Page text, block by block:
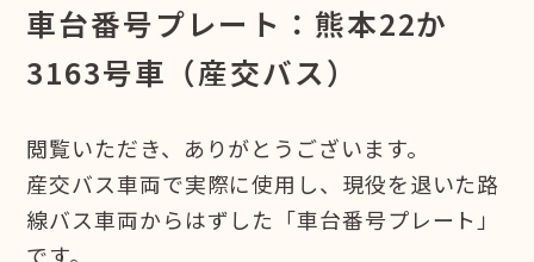
車台番号プレート：熊本22か
3163号車（産交バス）
閲覧いただき、ありがとうございます。
産交バス車両で実際に使用し、現役を退いた路
線バス車両からはずした「車台番号プレート」
です。